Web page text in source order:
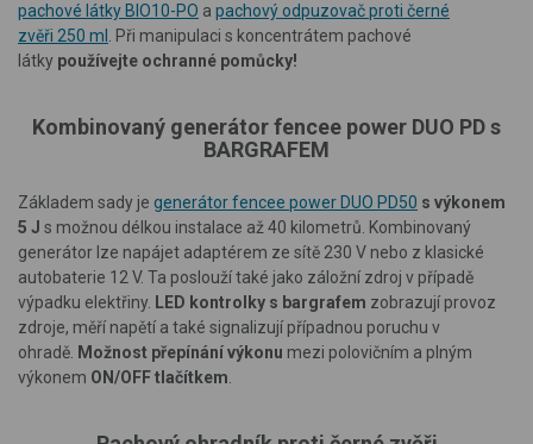
pachové látky BIO10-PO a pachový odpuzovač proti černé
zvěři 250 ml
. Při manipulaci s koncentrátem pachové
látky používejte ochranné pomůcky!
Kombinovaný generátor fencee power DUO PD s
BARGRAFEM
Základem sady je generátor fencee power DUO PD50 s výkonem
5 J s možnou délkou instalace až 40 kilometrů. Kombinovaný
generátor lze napájet adaptérem ze sítě 230 V nebo z klasické
autobaterie 12 V. Ta poslouží také jako záložní zdroj v případě
výpadku elektřiny. LED kontrolky s bargrafem zobrazují provoz
zdroje, měří napětí a také signalizují případnou poruchu v
ohradě. Možnost přepínání výkonu mezi polovičním a plným
výkonem ON/OFF tlačítkem